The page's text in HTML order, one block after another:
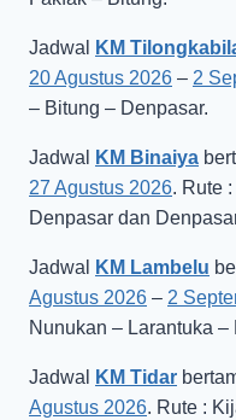
Jadwal KM
20 Agustus 2026 – 2
– Bitung – Denpasar.
Jadwal KM Binaiya
27 Agustus 2026. Rute
Denpasar dan
Jadwal KM Lambelu
Agustus 2026 – 2
Nunukan – Larantuka –
Jadwal KM Tidar
Agustus 2026. Rute :